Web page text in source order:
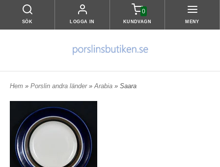
SÖK LOGGA IN
0
KUNDVAGN MENY
Hem » Porslin andra länder » Arabia » Saara